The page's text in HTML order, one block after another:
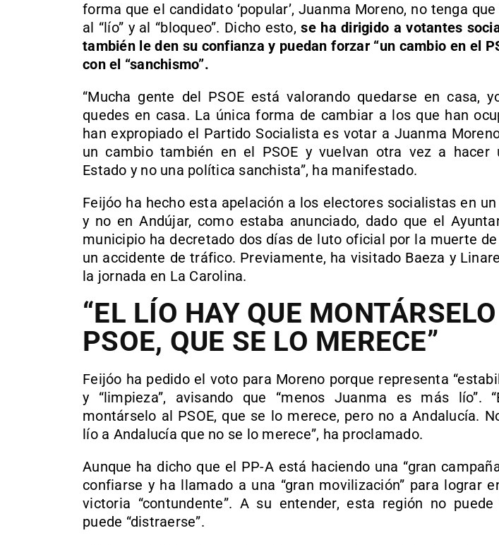
forma que el candidato ‘popular’, Juanma Moreno, no tenga
al “lío” y al “bloqueo”. Dicho esto, se ha dirigido a votantes
también le den su confianza y puedan forzar “un cambio en el
con el “sanchismo”.
“Mucha gente del PSOE está valorando quedarse en casa,
quedes en casa. La única forma de cambiar a los que han
han expropiado el Partido Socialista es votar a Juanma
un cambio también en el PSOE y vuelvan otra vez a hacer
Estado y no una política sanchista”, ha manifestado.
Feijóo ha hecho esta apelación a los electores socialistas en
y no en Andújar, como estaba anunciado, dado que el
municipio ha decretado dos días de luto oficial por la muerte
un accidente de tráfico. Previamente, ha visitado Baeza y
la jornada en La Carolina.
“EL LÍO HAY QUE
PSOE, QUE SE LO MERECE”
Feijóo ha pedido el voto para Moreno porque representa
y “limpieza”, avisando que “menos Juanma es más lío”.
montárselo al PSOE, que se lo merece, pero no a Andalucía.
lío a Andalucía que no se lo merece”, ha proclamado.
Aunque ha dicho que el PP-A está haciendo una “gran
confiarse y ha llamado a una “gran movilización” para lograr
victoria “contundente”. A su entender, esta región no puede
puede “distraerse”.